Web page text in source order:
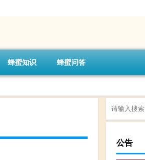
蜂蜜知识 蜂蜜问答
公告